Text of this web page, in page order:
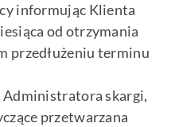
informując Klienta
od otrzymania
przedłużeniu terminu
Administratora skargi,
przetwarzana